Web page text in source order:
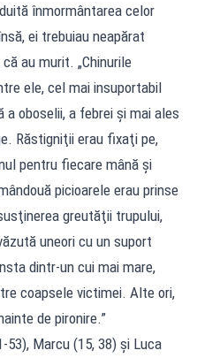
înmormântarea celor
ei trebuiau neapărat
au murit. „Chinurile
ele, cel mai insuportabil
oboselii, a febrei şi mai ales
Răstigniţii erau fixaţi pe,
pentru fiecare mână şi
picioarele erau prinse
greutăţii trupului,
uneori cu un suport
dintr-un cui mai mare,
coapsele victimei. Alte ori,
de pironire.”
Marcu (15, 38) şi Luca